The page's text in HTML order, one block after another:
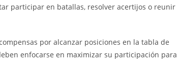
participar en batallas, resolver acertijos o reunir
por alcanzar posiciones en la tabla de
enfocarse en maximizar su participación para